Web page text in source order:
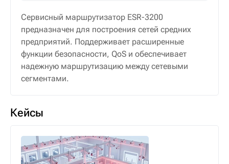
Сервисный маршрутизатор ESR-3200
предназначен для построения сетей средних
предприятий. Поддерживает расширенные
функции безопасности, QoS и обеспечивает
надежную маршрутизацию между сетевыми
сегментами.
Кейсы